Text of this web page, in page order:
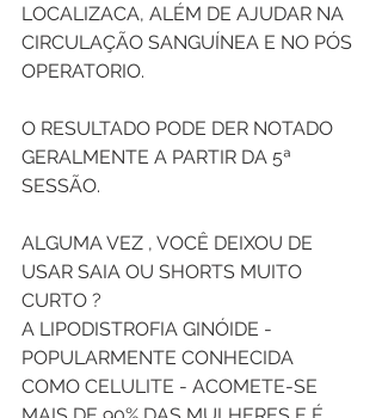
LOCALIZACA, ALÉM DE AJUDAR NA
CIRCULAÇÃO SANGUÍNEA E NO PÓS
OPERATORIO.
O RESULTADO PODE DER NOTADO
GERALMENTE A PARTIR DA 5ª
SESSÃO.
ALGUMA VEZ , VOCÊ DEIXOU DE
USAR SAIA OU SHORTS MUITO
CURTO ?
A LIPODISTROFIA GINÓIDE -
POPULARMENTE CONHECIDA
COMO CELULITE - ACOMETE-SE